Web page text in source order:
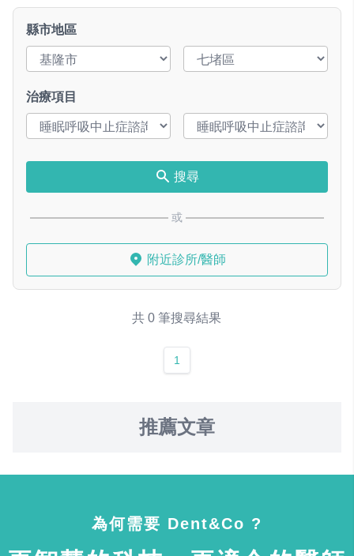
縣市地區
治療項目
搜尋
或
附近診所/醫師
共 0 筆搜尋結果
1
推薦文章
為何需要 Dent&Co ?